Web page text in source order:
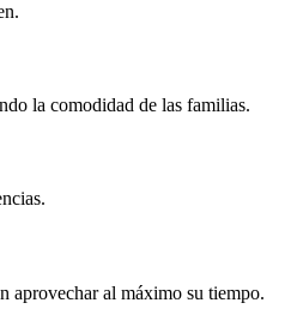
la comodidad de las familias.
aprovechar al máximo su tiempo.